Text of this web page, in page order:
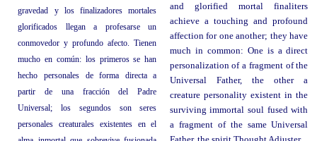
gravedad y los finalizadores mortales
glorificados llegan a profesarse un
conmovedor y profundo afecto. Tienen
mucho en común: los primeros se han
hecho personales de forma directa a
partir de una fracción del Padre
Universal; los segundos son seres
personales creaturales existentes en el
and glorified mortal finaliters
achieve a touching and profound
affection for one another; they have
much in common: One is a direct
personalization of a fragment of the
Universal Father, the other a
creature personality existent in the
surviving immortal soul fused with
a fragment of the same Universal